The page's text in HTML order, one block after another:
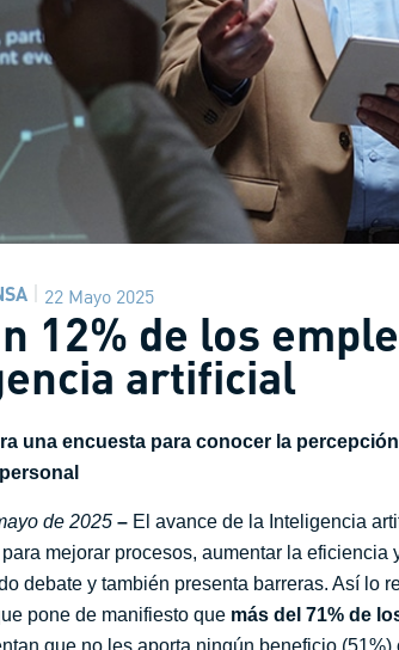
22 Mayo 2025
12% de los
artificial
una encuesta para conocer la
de 2025 – El avance de la Inteligencia
mejorar procesos, aumentar la
debate y también presenta barreras. Así lo
pone de manifiesto que más del 71% de
que no les aporta ningún beneficio